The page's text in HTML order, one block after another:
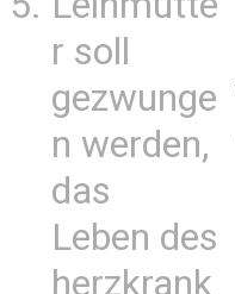
r soll
gezwunge
n werden,
das
Leben des
herzkrank